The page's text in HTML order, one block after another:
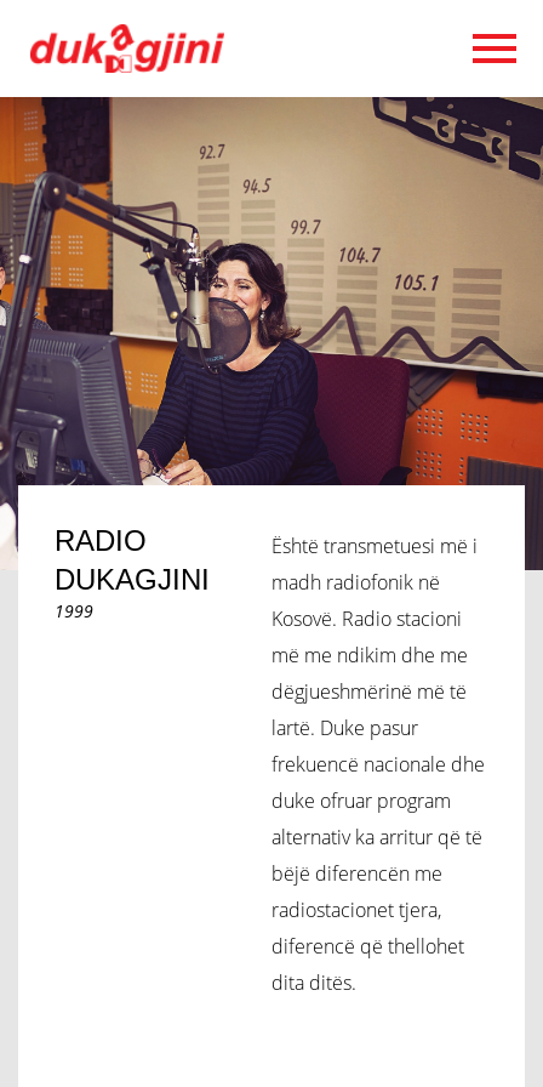
RADIO
DUKAGJINI
1999
Është transmetuesi më i
madh radiofonik në
Kosovë. Radio stacioni
më me ndikim dhe me
dëgjueshmërinë më të
lartë. Duke pasur
frekuencë nacionale dhe
duke ofruar program
alternativ ka arritur që të
bëjë diferencën me
radiostacionet tjera,
diferencë që thellohet
dita ditës.